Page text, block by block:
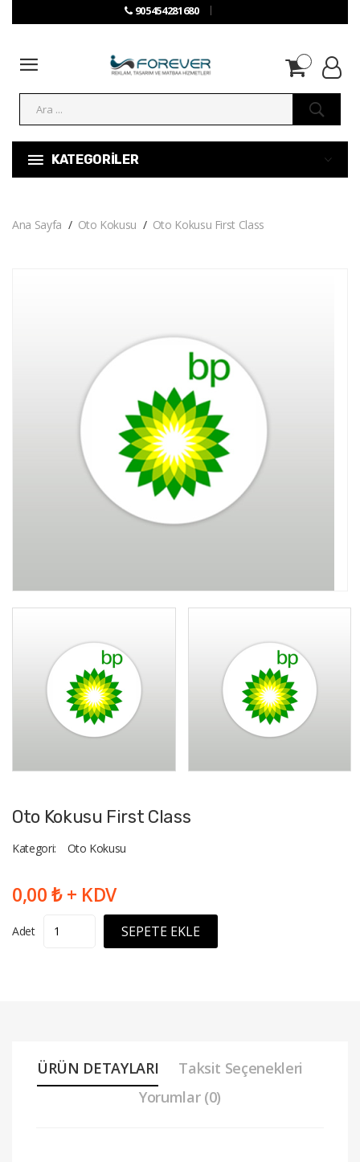
905454281680
KATEGORİLER
Ana Sayfa Oto Kokusu Oto Kokusu First Class
Oto Kokusu First Class
Kategori: Oto Kokusu
0,00 ₺ + KDV
Adet SEPETE EKLE
ÜRÜN DETAYLARI
Taksit Seçenekleri
Yorumlar (0)